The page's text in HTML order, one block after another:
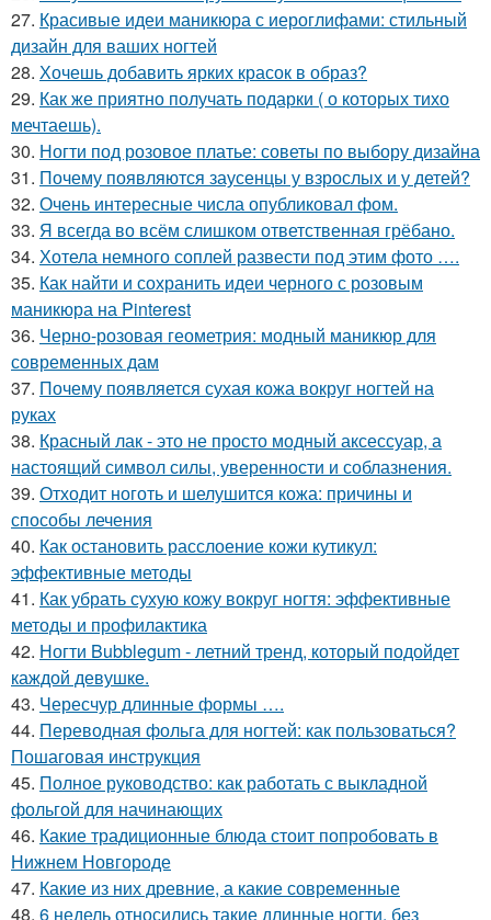
27. Красивые идеи маникюра с иероглифами: стильный
дизайн для ваших ногтей
28. Хочешь добавить ярких красок в образ?
29. Как же приятно получать подарки ( о которых тихо
мечтаешь).
30. Ногти под розовое платье: советы по выбору дизайна
31. Почему появляются заусенцы у взрослых и у детей?
32. Очень интересные числа опубликовал фом.
33. Я всегда во всём слишком ответственная грёбано.
34. Хотела немного соплей развести под этим фото ….
35. Как найти и сохранить идеи черного с розовым
маникюра на Pinterest
36. Черно-розовая геометрия: модный маникюр для
современных дам
37. Почему появляется сухая кожа вокруг ногтей на
руках
38. Красный лак - это не просто модный аксессуар, а
настоящий символ силы, уверенности и соблазнения.
39. Отходит ноготь и шелушится кожа: причины и
способы лечения
40. Как остановить расслоение кожи кутикул:
эффективные методы
41. Как убрать сухую кожу вокруг ногтя: эффективные
методы и профилактика
42. Ногти Bubblegum - летний тренд, который подойдет
каждой девушке.
43. Чересчур длинные формы ….
44. Переводная фольга для ногтей: как пользоваться?
Пошаговая инструкция
45. Полное руководство: как работать с выкладной
фольгой для начинающих
46. Какие традиционные блюда стоит попробовать в
Нижнем Новгороде
47. Какие из них древние, а какие современные
48. 6 недель относились такие длинные ногти, без